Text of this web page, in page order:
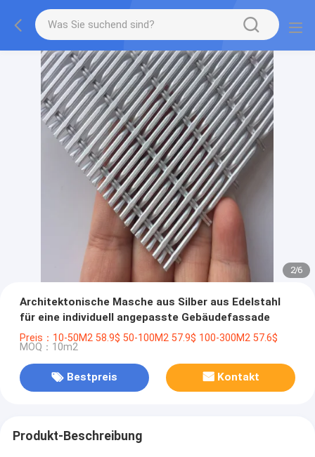
2/6
Architektonische Masche aus Silber aus Edelstahl
für eine individuell angepasste Gebäudefassade
Preis：10-50M2 58.9$ 50-100M2 57.9$ 100-300M2 57.6$
MOQ：10m2
Bestpreis Kontakt
Produkt-Beschreibung